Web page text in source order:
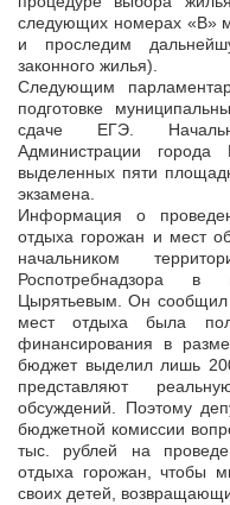
следующих номерах «В»
и проследим
законного жилья).
Следующим
подготовке
сдаче ЕГЭ.
Администрации города
выделенных пяти
экзамена.
Информация о
отдыха горожан и мест
начальником
Роспотребнадзора в
Цырятьевым. Он сообщил
мест отдыха была
финансирования в
бюджет выделил лишь
представляют
обсуждений. Поэтому
бюджетной комиссии
тыс. рублей на
отдыха горожан, чтобы
своих детей,